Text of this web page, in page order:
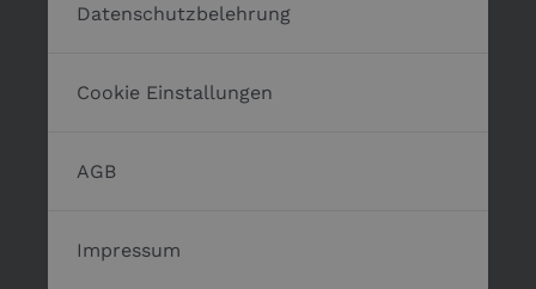
Datenschutzbelehrung
Cookie Einstallungen
AGB
Impressum